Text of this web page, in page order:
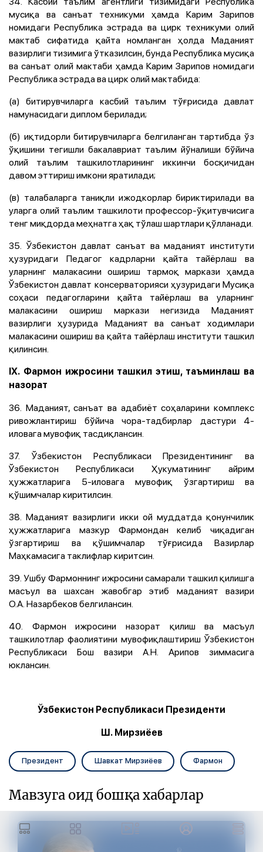
мусиқа ва санъат техникуми ҳамда Карим Зарипов
номидаги Республика эстрада ва цирк техникуми олий
мактаб сифатида қайта номланган ҳолда Маданият
вазирлиги тизимига ўтказилсин, бунда Республика мусиқа
ва санъат олий мактаби ҳамда Карим Зарипов номидаги
Республика эстрада ва цирк олий мактабида:
(а) битирувчиларга касбий таълим тўғрисида давлат
намунасидаги диплом берилади;
(б) иқтидорли битирувчиларга белгиланган тартибда ўз
ўқишини тегишли бакалавриат таълим йўналиши бўйича
олий таълим ташкилотларининг иккинчи босқичидан
давом эттириш имкони яратилади;
(в) талабаларга таниқли ижодкорлар бириктирилади ва
уларга олий таълим ташкилоти профессор-ўқитувчисига
тенг миқдорда меҳнатга ҳақ тўлаш шартлари қўлланади.
35. Ўзбекистон давлат санъат ва маданият институти
ҳузуридаги Педагог кадрларни қайта тайёрлаш ва
уларнинг малакасини ошириш тармоқ маркази ҳамда
Ўзбекистон давлат консерваторияси ҳузуридаги Мусиқа
соҳаси педагогларини қайта тайёрлаш ва уларнинг
малакасини ошириш маркази негизида Маданият
вазирлиги ҳузурида Маданият ва санъат ходимлари
малакасини ошириш ва қайта тайёрлаш институти ташкил
қилинсин.
IX. Фармон ижросини ташкил этиш, таъминлаш ва
назорат
36. Маданият, санъат ва адабиёт соҳаларини комплекс
ривожлантириш бўйича чора-тадбирлар дастури 4-
иловага мувофиқ тасдиқлансин.
37. Ўзбекистон Республикаси Президентининг ва
Ўзбекистон Республикаси Ҳукуматининг айрим
ҳужжатларига 5-иловага мувофиқ ўзгартириш ва
қўшимчалар киритилсин.
38. Маданият вазирлиги икки ой муддатда қонунчилик
ҳужжатларига мазкур Фармондан келиб чиқадиган
ўзгартириш ва қўшимчалар тўғрисида Вазирлар
Маҳкамасига таклифлар киритсин.
39. Ушбу Фармоннинг ижросини самарали ташкил қилишга
масъул ва шахсан жавобгар этиб маданият вазири
О.А. Назарбеков белгилансин.
40. Фармон ижросини назорат қилиш ва масъул
ташкилотлар фаолиятини мувофиқлаштириш Ўзбекистон
Республикаси Бош вазири А.Н. Арипов зиммасига
юклансин.
Ўзбекистон Республикаси Президенти
Ш. Мирзиёев
Президент Шавкат Мирзиёев Фармон
Мавзуга оид бошқа хабарлар